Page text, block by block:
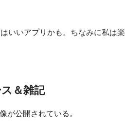
いいアプリかも。ちなみに私は楽
＆雑記
が公開されている。